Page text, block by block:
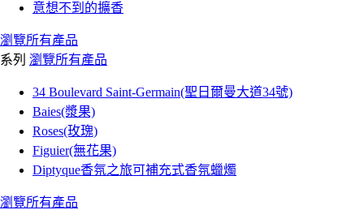
意想不到的擴香
瀏覽所有產品
系列 瀏覽所有產品
34 Boulevard Saint-Germain(聖日爾曼大道34號)
Baies(漿果)
Roses(玫瑰)
Figuier(無花果)
Diptyque香氛之旅可補充式香氛蠟燭
瀏覽所有產品